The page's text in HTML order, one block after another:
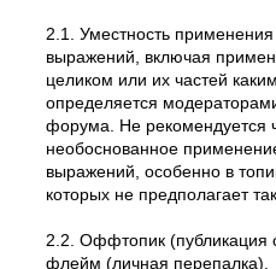
2.1. Уместность
выражений, включая
целиком или их частей
определяется
форума. Не рекомендуется
необоснованное
выражений, особенно в
которых не предполагает
2.2. Оффтопик (публикация
флейм (личная перепалка).